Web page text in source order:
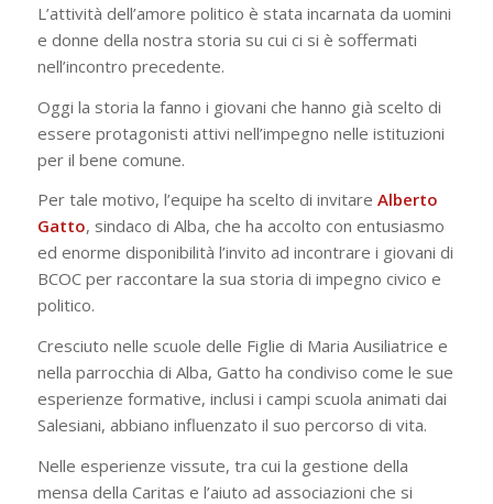
L’attività dell’amore politico è stata incarnata da uomini
e donne della nostra storia su cui ci si è soffermati
nell’incontro precedente.
Oggi la storia la fanno i giovani che hanno già scelto di
essere protagonisti attivi nell’impegno nelle istituzioni
per il bene comune.
Per tale motivo, l’equipe ha scelto di invitare Alberto
Gatto, sindaco di Alba, che ha accolto con entusiasmo
ed enorme disponibilità l’invito ad incontrare i giovani di
BCOC per raccontare la sua storia di impegno civico e
politico.
Cresciuto nelle scuole delle Figlie di Maria Ausiliatrice e
nella parrocchia di Alba, Gatto ha condiviso come le sue
esperienze formative, inclusi i campi scuola animati dai
Salesiani, abbiano influenzato il suo percorso di vita.
Nelle esperienze vissute, tra cui la gestione della
mensa della Caritas e l’aiuto ad associazioni che si